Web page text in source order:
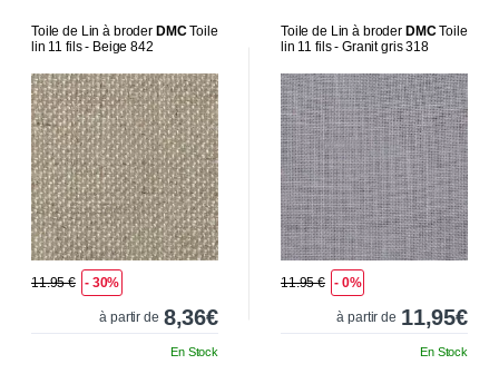
Toile de Lin à broder DMCToile
lin 11 fils - Beige 842
11.95 € - 30%
à partir de 8,36€
En Stock
Toile de Lin à broder DMCToile
lin 11 fils - Granit gris 318
11.95 € - 0%
à partir de 11,95€
En Stock